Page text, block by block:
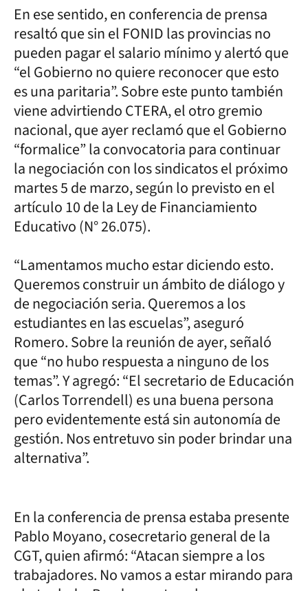
En ese sentido, en conferencia de prensa
resaltó que sin el FONID las provincias no
pueden pagar el salario mínimo y alertó que
“el Gobierno no quiere reconocer que esto
es una paritaria”. Sobre este punto también
viene advirtiendo CTERA, el otro gremio
nacional, que ayer reclamó que el Gobierno
“formalice” la convocatoria para continuar
la negociación con los sindicatos el próximo
martes 5 de marzo, según lo previsto en el
artículo 10 de la Ley de Financiamiento
Educativo (N° 26.075).
“Lamentamos mucho estar diciendo esto.
Queremos construir un ámbito de diálogo y
de negociación seria. Queremos a los
estudiantes en las escuelas”, aseguró
Romero. Sobre la reunión de ayer, señaló
que “no hubo respuesta a ninguno de los
temas”. Y agregó: “El secretario de Educación
(Carlos Torrendell) es una buena persona
pero evidentemente está sin autonomía de
gestión. Nos entretuvo sin poder brindar una
alternativa”.
En la conferencia de prensa estaba presente
Pablo Moyano, cosecretario general de la
CGT, quien afirmó: “Atacan siempre a los
trabajadores. No vamos a estar mirando para